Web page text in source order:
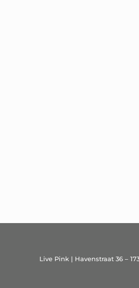
Live Pink | Havenstraat 36 –